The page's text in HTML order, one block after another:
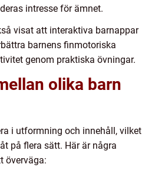
intresse för ämnet.
visat att interaktiva barnappar
barnens finmotoriska
genom praktiska övningar.
olika barn
i utformning och innehåll, vilket
på flera sätt. Här är några
överväga: